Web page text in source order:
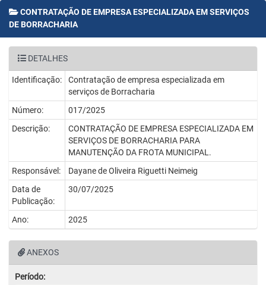
CONTRATAÇÃO DE EMPRESA ESPECIALIZADA EM SERVIÇOS
DE BORRACHARIA
DETALHES
Identificação:
Contratação de empresa especializada em
serviços de Borracharia
Número:
017/2025
Descrição:
CONTRATAÇÃO DE EMPRESA ESPECIALIZADA EM
SERVIÇOS DE BORRACHARIA PARA
MANUTENÇÃO DA FROTA MUNICIPAL.
Responsável:
Dayane de Oliveira Riguetti Neimeig
Data de
Publicação:
30/07/2025
Ano: 2025
ANEXOS
Período: